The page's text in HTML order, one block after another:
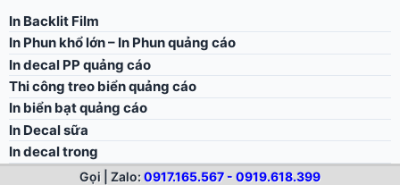
Gọi | Zalo:0917.165.567 - 0919.618.399
In Backlit Film
In Phun khổ lớn – In Phun quảng cáo
In decal PP quảng cáo
Thi công treo biển quảng cáo
In biển bạt quảng cáo
In Decal sữa
In decal trong
In decal nhựa cao cấp